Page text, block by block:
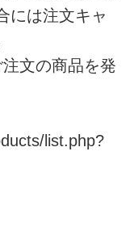
には注文キャ
文の商品を発
list.php?